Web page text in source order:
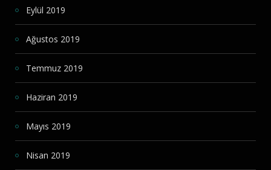
Eylül 2019
Ağustos 2019
Temmuz 2019
Haziran 2019
Mayıs 2019
Nisan 2019